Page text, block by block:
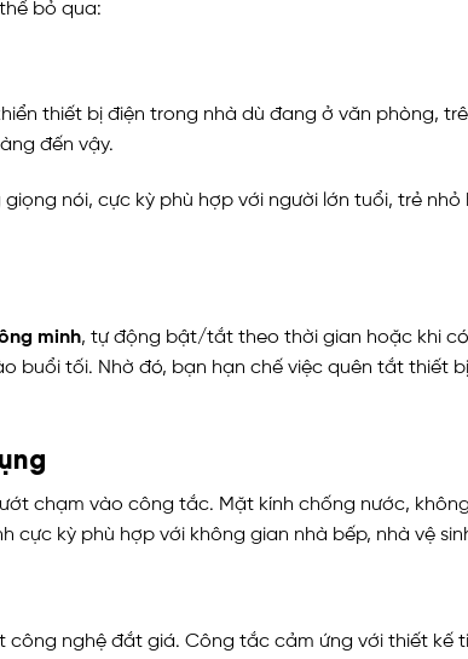
bỏ qua:
thiết bị điện trong nhà dù đang ở văn phòng,
đến vậy.
nói, cực kỳ phù hợp với người lớn tuổi, trẻ
minh, tự động bật/tắt theo thời gian hoặc khi
buổi tối. Nhờ đó, bạn hạn chế việc quên tắt thiết
chạm vào công tắc. Mặt kính chống nước,
kỳ phù hợp với không gian nhà bếp, nhà vệ
công nghệ đắt giá. Công tắc cảm ứng với thiết kế